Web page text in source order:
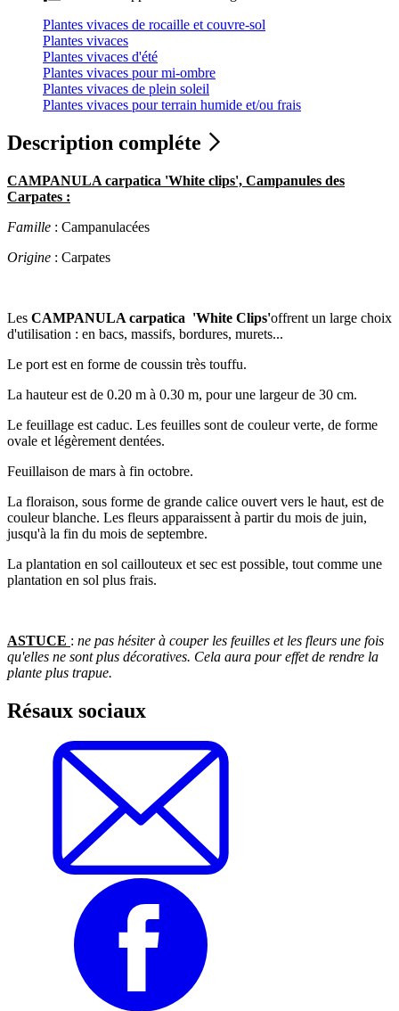
Plantes vivaces de rocaille et couvre-sol
Plantes vivaces
Plantes vivaces d'été
Plantes vivaces pour mi-ombre
Plantes vivaces de plein soleil
Plantes vivaces pour terrain humide et/ou frais
Description compléte
CAMPANULA carpatica 'White clips', Campanules des
Carpates :
Famille : Campanulacées
Origine : Carpates
Les CAMPANULA carpatica 'White Clips'offrent un large choix
d'utilisation : en bacs, massifs, bordures, murets...
Le port est en forme de coussin très touffu.
La hauteur est de 0.20 m à 0.30 m, pour une largeur de 30 cm.
Le feuillage est caduc. Les feuilles sont de couleur verte, de forme
ovale et légèrement dentées.
Feuillaison de mars à fin octobre.
La floraison, sous forme de grande calice ouvert vers le haut, est de
couleur blanche. Les fleurs apparaissent à partir du mois de juin,
jusqu'à la fin du mois de septembre.
La plantation en sol caillouteux et sec est possible, tout comme une
plantation en sol plus frais.
ASTUCE : ne pas hésiter à couper les feuilles et les fleurs une fois
qu'elles ne sont plus décoratives. Cela aura pour effet de rendre la
plante plus trapue.
Résaux sociaux